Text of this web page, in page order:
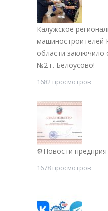
Калужское
машиностроителей
области заключило
№2 г. Белоусово!
1682 просмотров
⚙Новости
1678 просмотров